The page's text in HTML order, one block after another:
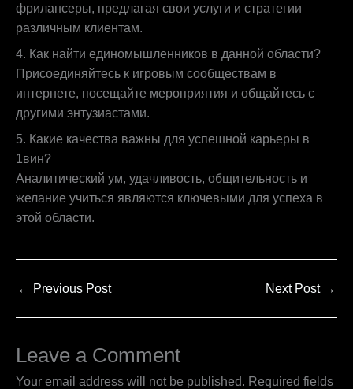
фрилансеры, предлагая свои услуги и стратегии
различным клиентам.
4. Как найти единомышленников в данной области?
Присоединяйтесь к игровым сообществам в
интернете, посещайте мероприятия и общайтесь с
другими энтузиастами.
5. Какие качества важны для успешной карьеры в
1вин?
Аналитический ум, удачливость, общительность и
желание учиться являются ключевыми для успеха в
этой области.
← Previous Post Next Post →
Leave a Comment
Your email address will not be published. Required fields